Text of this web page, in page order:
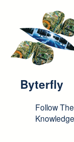
Byterfly
Follow
Knowledge